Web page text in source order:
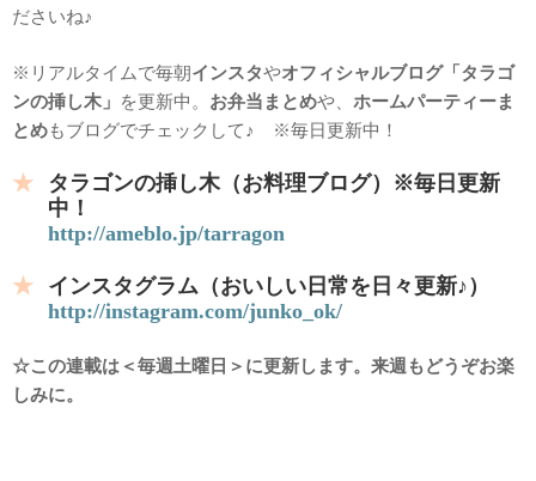
ださいね♪
※リアルタイムで毎朝インスタやオフィシャルブログ「タラゴ
ンの挿し木」 を更新中。 お弁当まとめや、 ホームパーティーま
とめもブログでチェックして♪ ※毎日更新中！
タラゴンの挿し木（お料理ブログ）※毎日更新
中！
http://ameblo.jp/tarragon
インスタグラム（おいしい日常を日々更新♪）
http://instagram.com/junko_ok/
☆この連載は＜毎週土曜日＞に更新します。来週もどうぞお楽
しみに。